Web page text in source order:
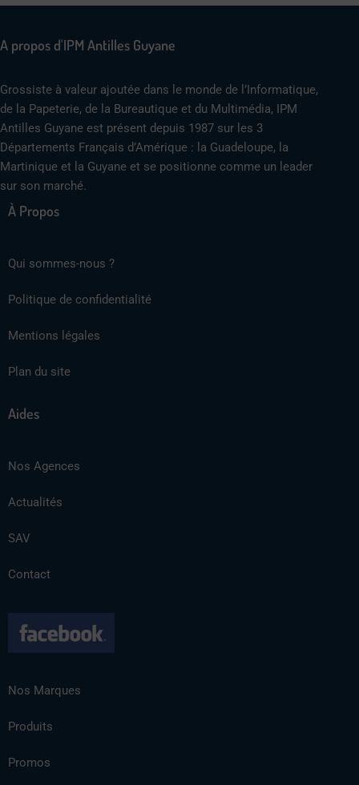
A propos d'IPM Antilles Guyane
Grossiste à valeur ajoutée dans le monde de l’Informatique,
de la Papeterie, de la Bureautique et du Multimédia, IPM
Antilles Guyane est présent depuis 1987 sur les 3
Départements Français d’Amérique : la Guadeloupe, la
Martinique et la Guyane et se positionne comme un leader
sur son marché.
À Propos
Qui sommes-nous ?
Politique de confidentialité
Mentions légales
Plan du site
Aides
Nos Agences
Actualités
SAV
Contact
Nos Marques
Produits
Promos